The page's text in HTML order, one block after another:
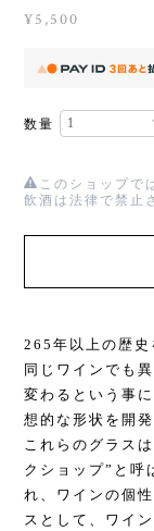
¥5,500
数量
このショップで
飲酒は法律で禁止
265年以上の歴史
同じワインでも
変わるという事
想的な形状を開
これらのグラス
クショップ”と呼
れ、ワインの個
スとして、ワイ